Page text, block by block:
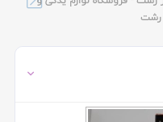
رشت